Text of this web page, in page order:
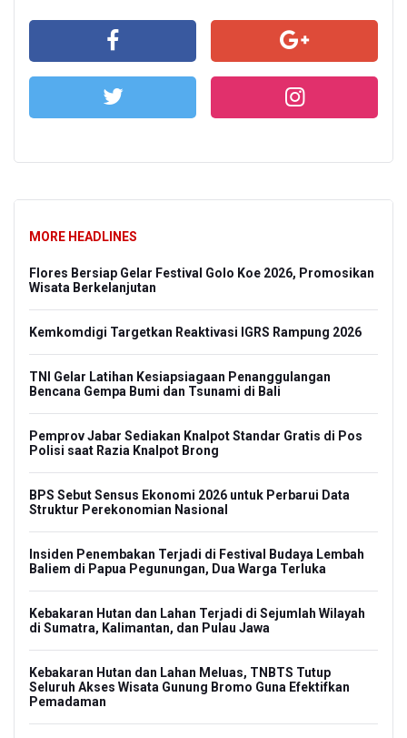
MORE HEADLINES
Flores Bersiap Gelar Festival Golo Koe 2026, Promosikan
Wisata Berkelanjutan
Kemkomdigi Targetkan Reaktivasi IGRS Rampung 2026
TNI Gelar Latihan Kesiapsiagaan Penanggulangan
Bencana Gempa Bumi dan Tsunami di Bali
Pemprov Jabar Sediakan Knalpot Standar Gratis di Pos
Polisi saat Razia Knalpot Brong
BPS Sebut Sensus Ekonomi 2026 untuk Perbarui Data
Struktur Perekonomian Nasional
Insiden Penembakan Terjadi di Festival Budaya Lembah
Baliem di Papua Pegunungan, Dua Warga Terluka
Kebakaran Hutan dan Lahan Terjadi di Sejumlah Wilayah
di Sumatra, Kalimantan, dan Pulau Jawa
Kebakaran Hutan dan Lahan Meluas, TNBTS Tutup
Seluruh Akses Wisata Gunung Bromo Guna Efektifkan
Pemadaman